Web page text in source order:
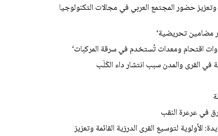
حضور المجتمع العربي في مجالات التكنولوجيا
مضامين تحريضية‘
اقتحام ومعدات تُستخدم في سرقة المركبات‘
القرى والمدن سبب انتشار داء الكَلَب
في عرعرة النقب
لتوسيع القرى الدرزية القائمة وتعزيز